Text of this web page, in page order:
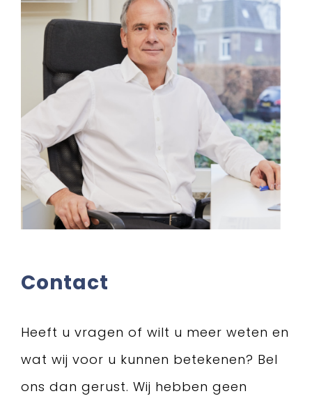
Contact
Heeft u vragen of wilt u meer weten en
wat wij voor u kunnen betekenen? Bel
ons dan gerust. Wij hebben geen